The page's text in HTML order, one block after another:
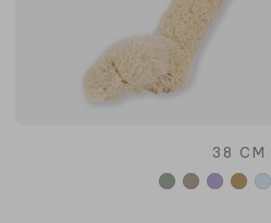
38 CM